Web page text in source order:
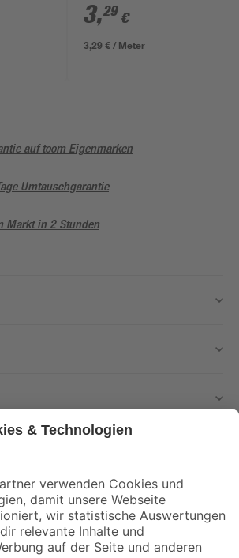
3,29 €
3,29 € / Meter
auf toom Eigenmarken
Umtauschgarantie
Markt in 2 Stunden
Angebote und Aktionen mehr verpassen!